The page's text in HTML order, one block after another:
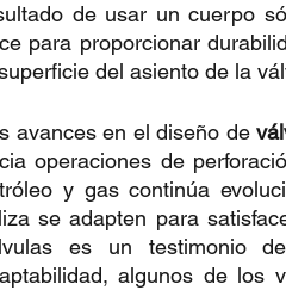
de usar un cuerpo
para proporcionar
del asiento de la
avances en el diseño de
operaciones de
y gas continúa
se adapten para
es un testimonio
algunos de los